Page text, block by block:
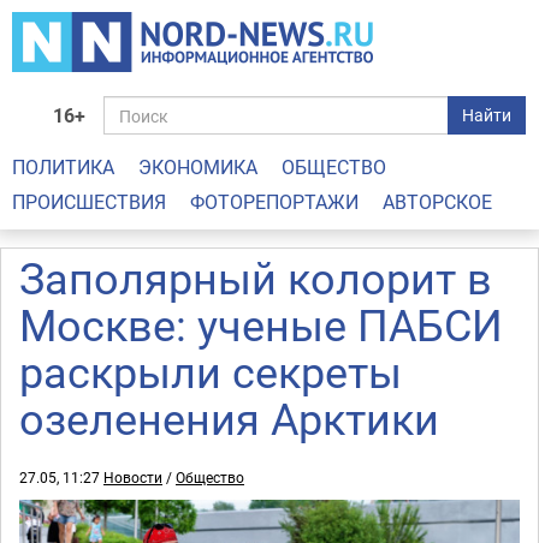
16+ Найти
ПОЛИТИКА ЭКОНОМИКА
ОБЩЕСТВО
ПРОИСШЕСТВИЯ
ФОТОРЕПОРТАЖИ АВТОРСКОЕ
Заполярный колорит в
Москве: ученые ПАБСИ
раскрыли секреты
озеленения Арктики
27.05, 11:27 Новости /Общество